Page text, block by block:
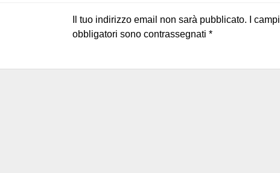
Il tuo indirizzo email non sarà pubblicato.
I campi
obbligatori sono contrassegnati *